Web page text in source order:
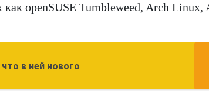
openSUSE Tumbleweed, Arch Linux,
в ней нового